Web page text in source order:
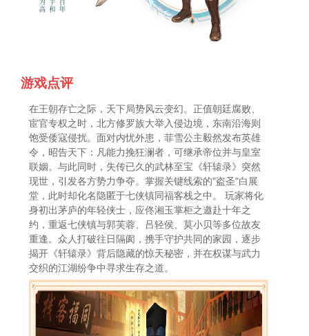
游戏点评
在王朝存亡之际，天下局势风云变幻。正值朝廷腐败、
宦官专权之时，北方修罗族大举入侵边境，东南沿海则
饱受倭寇侵扰。面对内忧外患，菲雪公主毅然发布英雄
令，昭告天下：凡能力挽狂澜者，可继承帝位并与皇室
联姻。与此同时，失传已久的武林至宝《轩辕录》突然
现世，引发各方势力争夺。掌握关键线索的"盗圣"白展
堂，此时却化名隐匿于七侠镇同福客栈之中。 玩家将化
身初出茅庐的年轻侠士，应佟湘玉掌柜之邀赴十年之
约，重返七侠镇与郭芙蓉、吕轻侯、莫小贝等多位故友
重逢。众人打破往日隔阂，携手守护共同的家园，逐步
揭开《轩辕录》背后隐藏的惊天秘密，并在权谋与武力
交织的江湖纷争中寻求生存之道。